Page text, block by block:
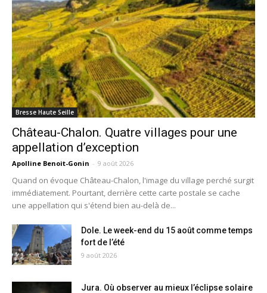
Bresse Haute Seille
Château-Chalon. Quatre villages pour une
appellation d’exception
Apolline Benoit-Gonin - 9 août 2026
Quand on évoque Château-Chalon, l'image du village perché surgit
immédiatement. Pourtant, derrière cette carte postale se cache
une appellation qui s'étend bien au-delà de...
Dole. Le week-end du 15 août comme temps
fort de l’été
9 août 2026
Jura. Où observer au mieux l’éclipse solaire